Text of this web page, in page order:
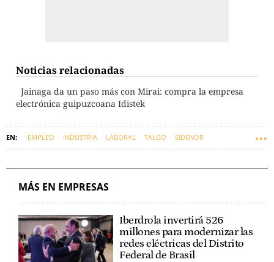
Noticias relacionadas
Jainaga da un paso más con Mirai: compra la empresa
electrónica guipuzcoana Idistek
EMPLEO INDUSTRIA LABORAL TALGO SIDENOR
MÁS EN EMPRESAS
Iberdrola invertirá 526
millones para modernizar las
redes eléctricas del Distrito
Federal de Brasil